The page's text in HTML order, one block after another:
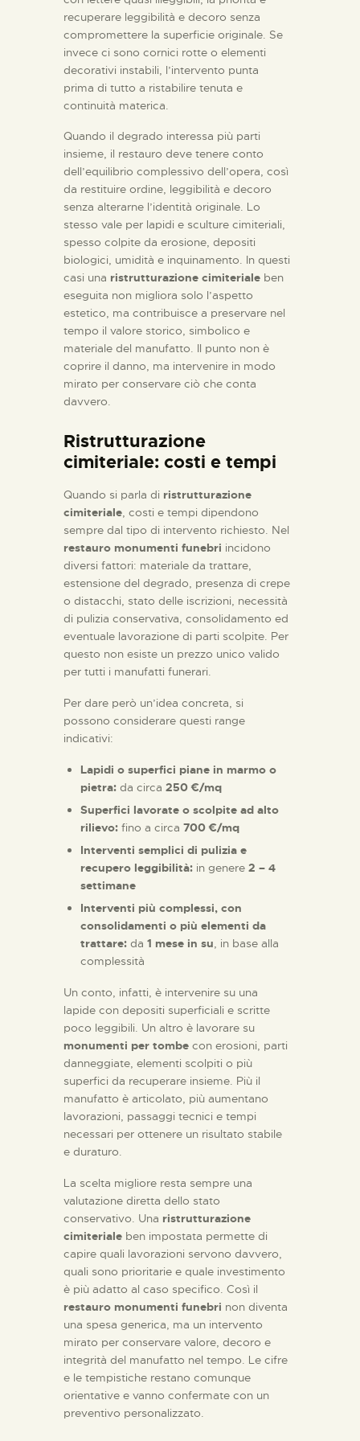
recuperare leggibilità e decoro senza
compromettere la superficie originale. Se
invece ci sono cornici rotte o elementi
decorativi instabili, l’intervento punta
prima di tutto a ristabilire tenuta e
continuità materica.
Quando il degrado interessa più parti
insieme, il restauro deve tenere conto
dell’equilibrio complessivo dell’opera, così
da restituire ordine, leggibilità e decoro
senza alterarne l’identità originale. Lo
stesso vale per lapidi e sculture cimiteriali,
spesso colpite da erosione, depositi
biologici, umidità e inquinamento. In questi
casi una ristrutturazione cimiteriale ben
eseguita non migliora solo l’aspetto
estetico, ma contribuisce a preservare nel
tempo il valore storico, simbolico e
materiale del manufatto. Il punto non è
coprire il danno, ma intervenire in modo
mirato per conservare ciò che conta
davvero.
Ristrutturazione
cimiteriale: costi e tempi
Quando si parla di ristrutturazione
cimiteriale, costi e tempi dipendono
sempre dal tipo di intervento richiesto. Nel
restauro monumenti funebri incidono
diversi fattori: materiale da trattare,
estensione del degrado, presenza di crepe
o distacchi, stato delle iscrizioni, necessità
di pulizia conservativa, consolidamento ed
eventuale lavorazione di parti scolpite. Per
questo non esiste un prezzo unico valido
per tutti i manufatti funerari.
Per dare però un’idea concreta, si
possono considerare questi range
indicativi:
Lapidi o superfici piane in marmo o
pietra: da circa 250 €/mq
Superfici lavorate o scolpite ad alto
rilievo: fino a circa 700 €/mq
Interventi semplici di pulizia e
recupero leggibilità: in genere 2 – 4
settimane
Interventi più complessi, con
consolidamenti o più elementi da
trattare: da 1 mese in su, in base alla
complessità
Un conto, infatti, è intervenire su una
lapide con depositi superficiali e scritte
poco leggibili. Un altro è lavorare su
monumenti per tombe con erosioni, parti
danneggiate, elementi scolpiti o più
superfici da recuperare insieme. Più il
manufatto è articolato, più aumentano
lavorazioni, passaggi tecnici e tempi
necessari per ottenere un risultato stabile
e duraturo.
La scelta migliore resta sempre una
valutazione diretta dello stato
conservativo. Una ristrutturazione
cimiteriale ben impostata permette di
capire quali lavorazioni servono davvero,
quali sono prioritarie e quale investimento
è più adatto al caso specifico. Così il
restauro monumenti funebri non diventa
una spesa generica, ma un intervento
mirato per conservare valore, decoro e
integrità del manufatto nel tempo. Le cifre
e le tempistiche restano comunque
orientative e vanno confermate con un
preventivo personalizzato.